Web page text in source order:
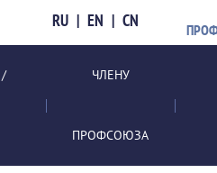
RU | EN | CN
ЧЛЕНУ
ПРОФСОЮЗА